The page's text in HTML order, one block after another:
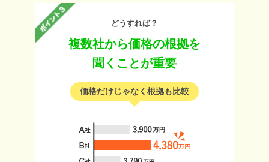
どうすれば？
複数社から価格の根拠を
聞くことが重要
価格だけじゃなく根拠も比較